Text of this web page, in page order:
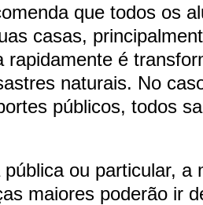
que todos os
casas,
rapidamente é
naturais. No
públicos, todos
ou particular, a
maiores poderão ir